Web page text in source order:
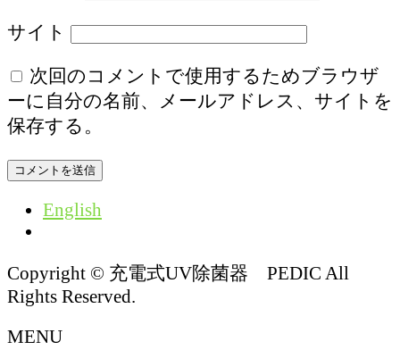
サイト
次回のコメントで使用するためブラウザ
ーに自分の名前、メールアドレス、サイトを
保存する。
English
Copyright © 充電式UV除菌器 PEDIC All
Rights Reserved.
MENU